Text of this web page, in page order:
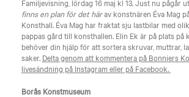
Familjevisning, lördag 16 maj kl 13. Just nu pågår
finns en plan för det härav konstnären Éva Mag
Konsthall. Éva Mag har fraktat sju lastbilar med
pappas gård till konsthallen. Elin Ek är på plats på
behöver din hjälp för att sortera skruvar, muttrar,
saker. Delta genom att kommentera på Bonniers
livesändning på Instagram eller på Facebook.
Borås Konstmuseum